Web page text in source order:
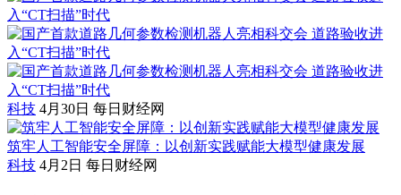
科技 4月30日 每日财经网
筑牢人工智能安全屏障：以创新实践赋能大模型健康发展
科技 4月2日 每日财经网